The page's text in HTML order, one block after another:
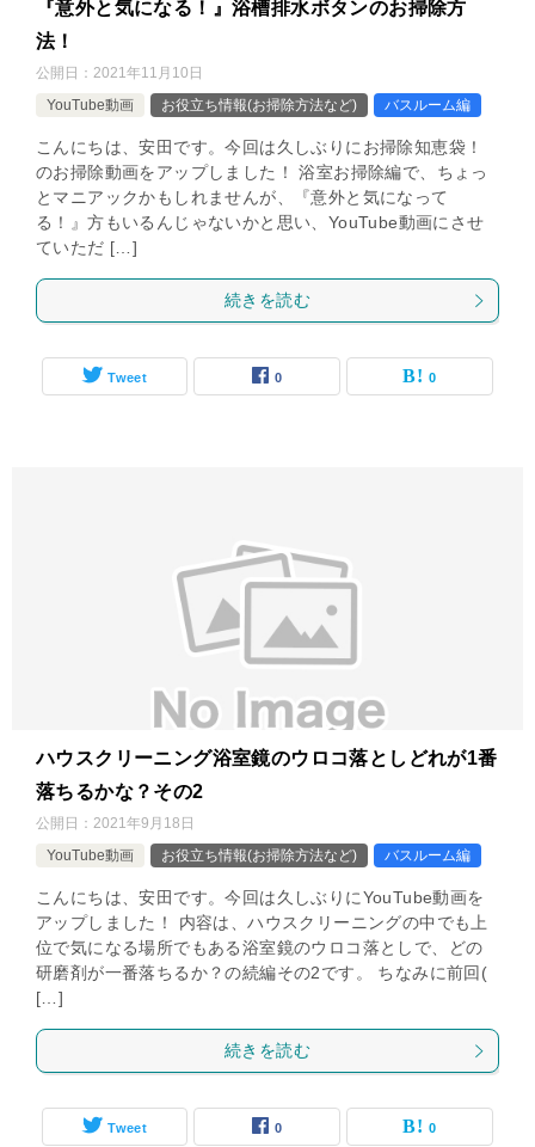
『意外と気になる！』浴槽排水ボタンのお掃除方
法！
公開日： 2021年11月10日
YouTube動画
お役立ち情報(お掃除方法など) バスルーム編
こんにちは、安田です。今回は久しぶりにお掃除知恵袋！
のお掃除動画をアップしました！ 浴室お掃除編で、ちょっ
とマニアックかもしれませんが、『意外と気になって
る！』方もいるんじゃないかと思い、YouTube動画にさせ
ていただ […]
続きを読む
Tweet 0 0
ハウスクリーニング浴室鏡のウロコ落としどれが1番
落ちるかな？その2
公開日： 2021年9月18日
YouTube動画
お役立ち情報(お掃除方法など) バスルーム編
こんにちは、安田です。今回は久しぶりにYouTube動画を
アップしました！ 内容は、ハウスクリーニングの中でも上
位で気になる場所でもある浴室鏡のウロコ落としで、どの
研磨剤が一番落ちるか？の続編その2です。 ちなみに前回(
[…]
続きを読む
Tweet 0 0